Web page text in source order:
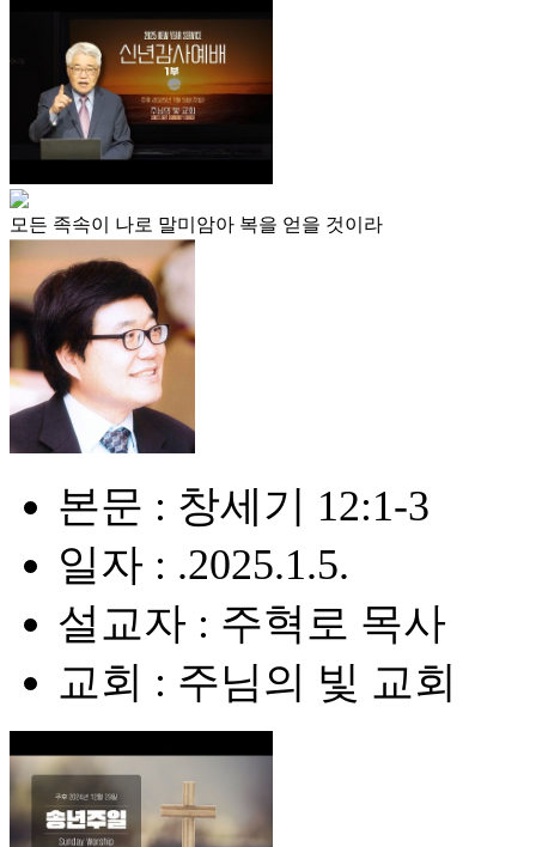
모든 족속이 나로 말미암아 복을 얻을 것이라
본문 : 창세기 12:1-3
일자 : .2025.1.5.
설교자 : 주혁로 목사
교회 : 주님의 빛 교회